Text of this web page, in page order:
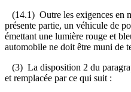
(14.1) Outre les exigences en
présente partie, un véhicule de
émettant une lumière rouge et
automobile ne doit être muni de
(3) La disposition 2 du
et remplacée par ce qui suit :